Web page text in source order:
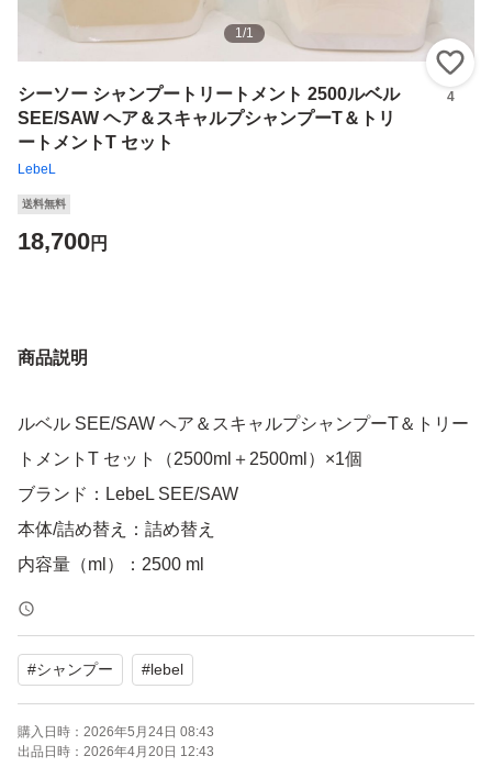
1/1
シーソー シャンプートリートメント 2500ルベル
SEE/SAW ヘア＆スキャルプシャンプーT＆トリ
ートメントT セット
LebeL
4
送料無料
18,700円
商品説明
ルベル SEE/SAW ヘア＆スキャルプシャンプーT＆トリー
トメントT セット（2500ml＋2500ml）×1個
ブランド：LebeL SEE/SAW
本体/詰め替え：詰め替え
内容量（ml）：2500 ml
#シャンプー #lebel
購入日時： 2026年5月24日 08:43
出品日時： 2026年4月20日 12:43